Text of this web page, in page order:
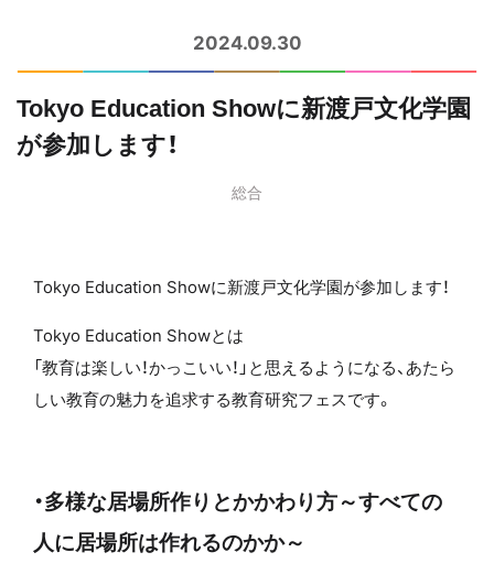
2024.09.30
Tokyo Education Showに新渡戸文化学園
が参加します！
総合
Tokyo Education Showに新渡戸文化学園が参加します！
Tokyo Education Showとは
「教育は楽しい！かっこいい！」と思えるようになる、あたら
しい教育の魅力を追求する教育研究フェスです。
・多様な居場所作りとかかわり方～すべての
人に居場所は作れるのかか～